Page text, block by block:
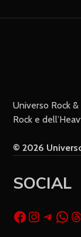
Universo Rock
Rock e
© 2026
SOCIAL